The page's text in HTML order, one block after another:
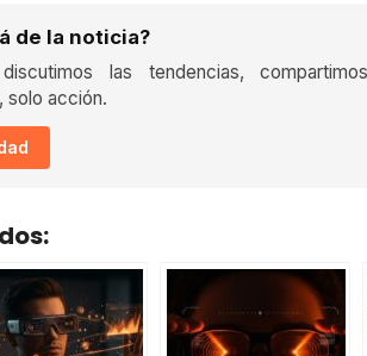
de la noticia?
las tendencias,
solo acción.